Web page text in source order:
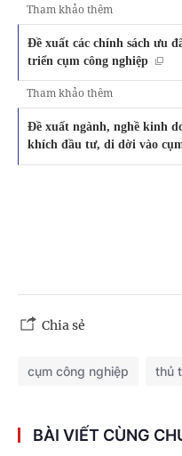
Tham khảo thêm
Đề xuất các chính sách ưu
triển cụm công nghiệp
Tham khảo thêm
Đề xuất ngành, nghề kinh
khích đầu tư, di dời vào
Chia sẻ
cụm công nghiệp thủ
BÀI VIẾT CÙNG